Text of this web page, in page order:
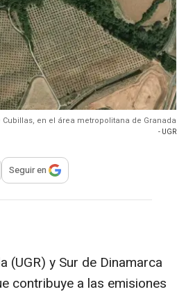
en el área metropolitana de Granada
- UGR
para compartir
Seguir en
(UGR) y Sur de Dinamarca
contribuye a las emisiones